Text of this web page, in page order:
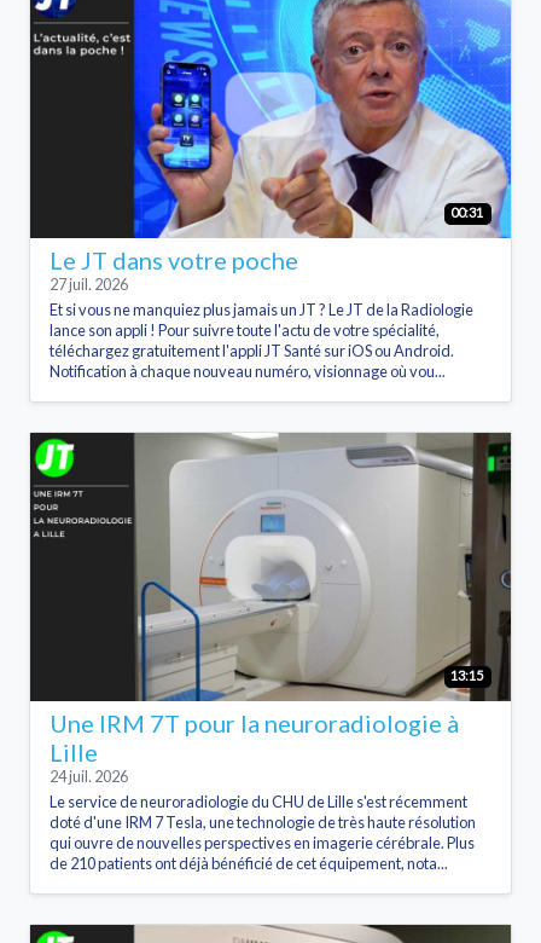
00:31
Le JT dans votre poche
27 juil. 2026
Et si vous ne manquiez plus jamais un JT ? Le JT de la Radiologie
lance son appli ! Pour suivre toute l'actu de votre spécialité,
téléchargez gratuitement l'appli JT Santé sur iOS ou Android.
Notification à chaque nouveau numéro, visionnage où vou...
13:15
Une IRM 7T pour la neuroradiologie à
Lille
24 juil. 2026
Le service de neuroradiologie du CHU de Lille s'est récemment
doté d'une IRM 7 Tesla, une technologie de très haute résolution
qui ouvre de nouvelles perspectives en imagerie cérébrale. Plus
de 210 patients ont déjà bénéficié de cet équipement, nota...